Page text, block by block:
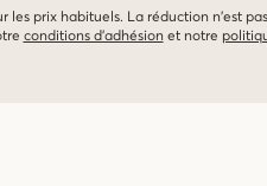
les prix habituels. La réduction n'est
conditions d'adhésion et notre